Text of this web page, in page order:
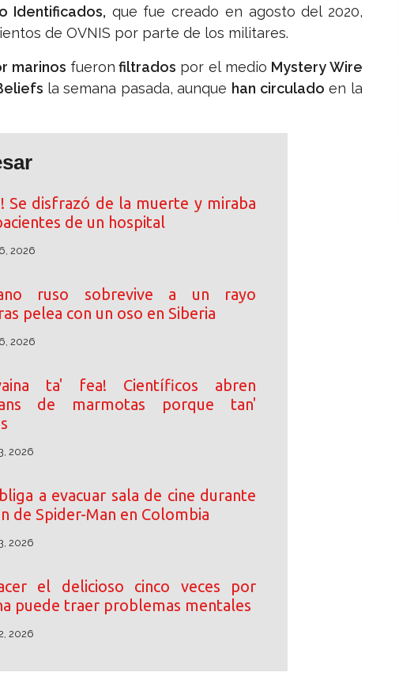
Identificados, que fue creado en agosto del 2020,
de OVNIS por parte de los militares.
marinos fueron filtrados por el medio Mystery Wire
la semana pasada, aunque han circulado en la
Se disfrazó de la muerte y miraba
de un hospital
2026
ruso sobrevive a un rayo
pelea con un oso en Siberia
2026
ta' fea! Científicos abren
de marmotas porque tan'
2026
a evacuar sala de cine durante
de Spider-Man en Colombia
2026
el delicioso cinco veces por
puede traer problemas mentales
2026